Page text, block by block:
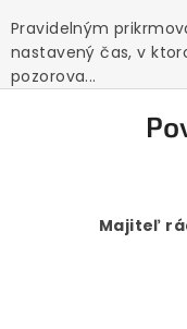
Pravidelným
nastavený čas, v
pozorova...
Majiteľ